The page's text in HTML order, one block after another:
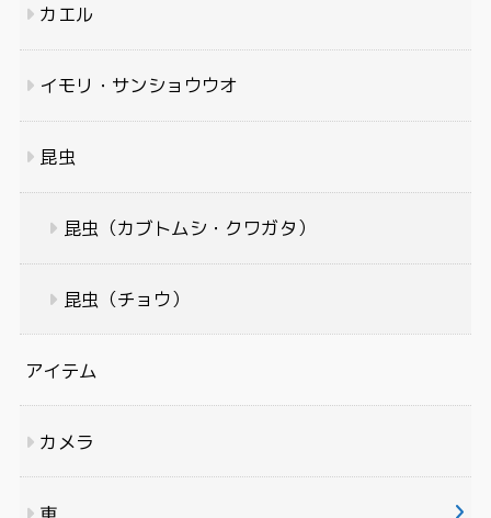
カエル
イモリ・サンショウウオ
昆虫
昆虫（カブトムシ・クワガタ）
昆虫（チョウ）
アイテム
カメラ
車